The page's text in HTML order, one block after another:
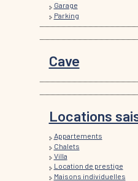
Garage
Parking
Cave
Locations
Appartements
Chalets
Villa
Location de prestige
Maisons individuelles